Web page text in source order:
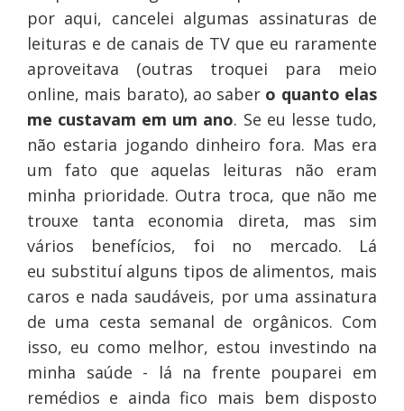
por aqui, cancelei algumas assinaturas de
leituras e de canais de TV que eu raramente
aproveitava (outras troquei para meio
online, mais barato), ao saber o quanto elas
me custavam em um ano. Se eu lesse tudo,
não estaria jogando dinheiro fora. Mas era
um fato que aquelas leituras não eram
minha prioridade. Outra troca, que não me
trouxe tanta economia direta, mas sim
vários benefícios, foi no mercado. Lá
eu substituí alguns tipos de alimentos, mais
caros e nada saudáveis, por uma assinatura
de uma cesta semanal de orgânicos. Com
isso, eu como melhor, estou investindo na
minha saúde - lá na frente pouparei em
remédios e ainda fico mais bem disposto